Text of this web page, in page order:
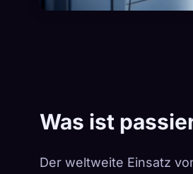
Was ist
Der weltweite Einsatz